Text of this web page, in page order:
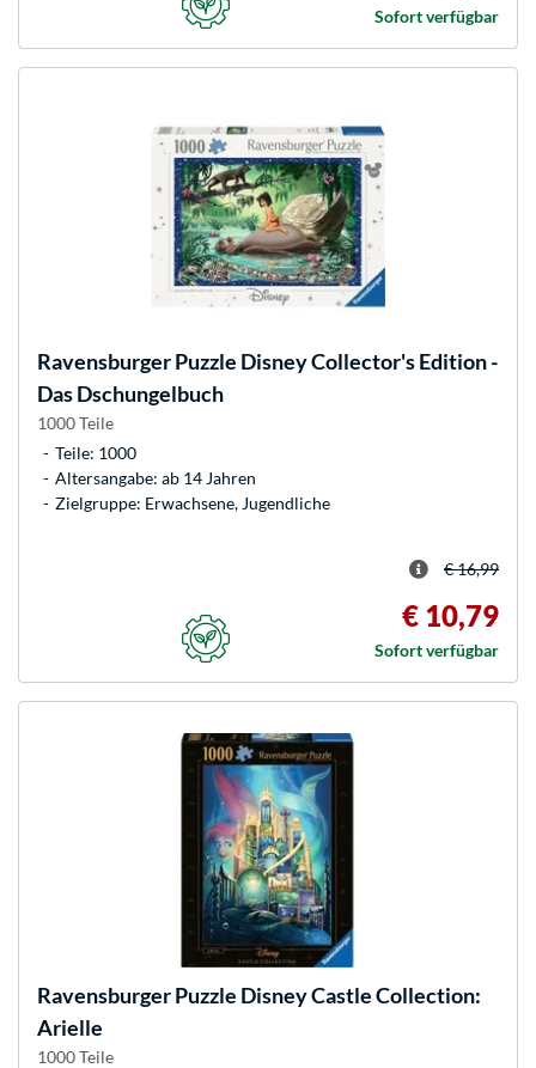
Sofort verfügbar
RavensburgerPuzzle Disney Collector's Edition -
Das Dschungelbuch
1000 Teile
Teile: 1000
Altersangabe: ab 14 Jahren
Zielgruppe: Erwachsene, Jugendliche
€ 16,99
€ 10,79
Sofort verfügbar
RavensburgerPuzzle Disney Castle Collection:
Arielle
1000 Teile